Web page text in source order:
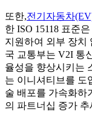
또한,전기자동차
한 ISO 15118 표준
지원하여 외부 장치
국 교통부는 V2I 통
율성을 향상시키는
는 이니셔티브를 도
술 배포를 가속화하
의 파트너십 증가